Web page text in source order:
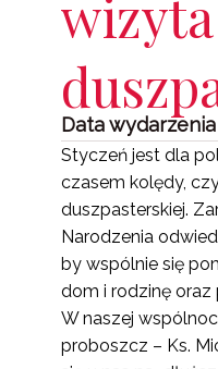
wizyta
Data
Styczeń jest dla
czasem kolędy,
duszpasterskiej.
Narodzenia
by wspólnie się
dom i rodzinę
W naszej
proboszcz – Ks.